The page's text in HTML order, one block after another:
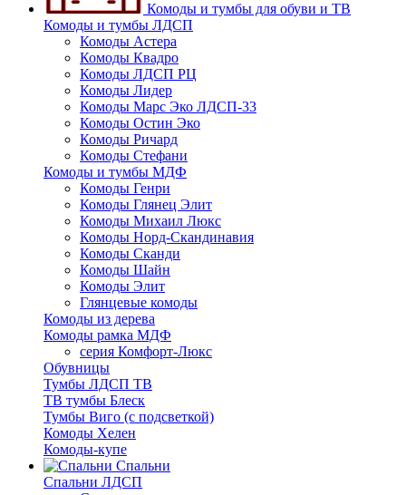
Комоды и тумбы для обуви и ТВ
Комоды и тумбы ЛДСП
Комоды Астера
Комоды Квадро
Комоды ЛДСП РЦ
Комоды Лидер
Комоды Марс Эко ЛДСП-33
Комоды Остин Эко
Комоды Ричард
Комоды Стефани
Комоды и тумбы МДФ
Комоды Генри
Комоды Глянец Элит
Комоды Михаил Люкс
Комоды Норд-Скандинавия
Комоды Сканди
Комоды Шайн
Комоды Элит
Глянцевые комоды
Комоды из дерева
Комоды рамка МДФ
серия Комфорт-Люкс
Обувницы
Тумбы ЛДСП ТВ
ТВ тумбы Блеск
Тумбы Виго (с подсветкой)
Комоды Хелен
Комоды-купе
Спальни
Спальни ЛДСП